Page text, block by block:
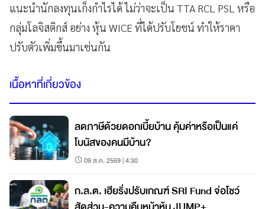
แนะนำนักลงทุนเก็งกำไรได้ ไม่ว่าจะเป็น TTA RCL PSL หรือ
กลุ่มโลจิสติกส์ อย่าง หุ้น WICE ที่ได้ปรับโยชน์ ทำให้ราคา
ปรับตัวเพิ่มขึ้นมาเช่นกัน
เนื้อหาที่เกี่ยวข้อง
ลดภาษีด้วยดอกเบี้ยบ้าน คุ้มค่าหรือเป็นแค่
โบนัสของคนมีบ้าน?
09 ส.ค. 2569 | 4:30
ก.ล.ต. เฮียริ่งปรับเกณฑ์ SRI Fund จ่อโชว์